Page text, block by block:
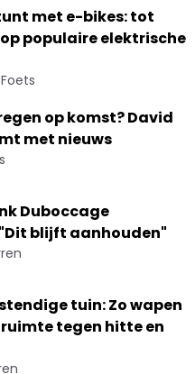
met e-bikes: tot
populaire elektrische
op komst? David
met nieuws
Duboccage
blijft aanhouden"
tuin: Zo wapen
tegen hitte en